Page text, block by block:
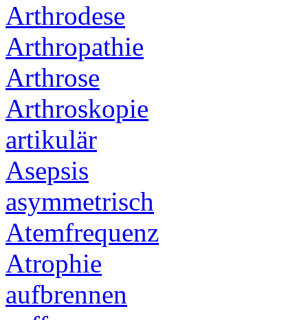
Arthrodese
Arthropathie
Arthrose
Arthroskopie
artikulär
Asepsis
asymmetrisch
Atemfrequenz
Atrophie
aufbrennen